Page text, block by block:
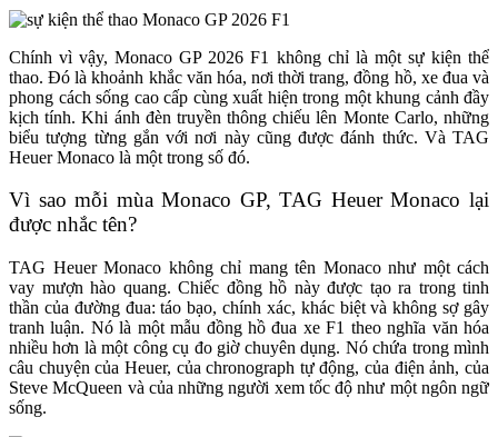
Chính vì vậy, Monaco GP 2026 F1 không chỉ là một sự kiện thể
thao. Đó là khoảnh khắc văn hóa, nơi thời trang, đồng hồ, xe đua và
phong cách sống cao cấp cùng xuất hiện trong một khung cảnh đầy
kịch tính. Khi ánh đèn truyền thông chiếu lên Monte Carlo, những
biểu tượng từng gắn với nơi này cũng được đánh thức. Và TAG
Heuer Monaco là một trong số đó.
Vì sao mỗi mùa Monaco GP, TAG Heuer Monaco lại
được nhắc tên?
TAG Heuer Monaco không chỉ mang tên Monaco như một cách
vay mượn hào quang. Chiếc đồng hồ này được tạo ra trong tinh
thần của đường đua: táo bạo, chính xác, khác biệt và không sợ gây
tranh luận. Nó là một mẫu đồng hồ đua xe F1 theo nghĩa văn hóa
nhiều hơn là một công cụ đo giờ chuyên dụng. Nó chứa trong mình
câu chuyện của Heuer, của chronograph tự động, của điện ảnh, của
Steve McQueen và của những người xem tốc độ như một ngôn ngữ
sống.